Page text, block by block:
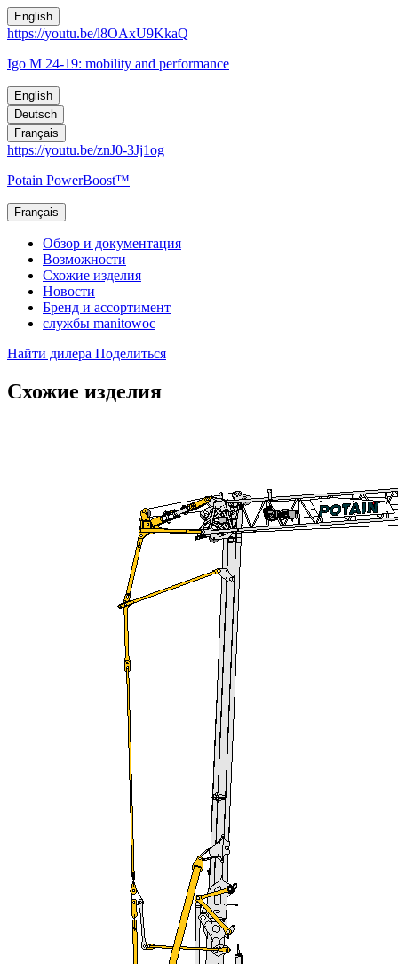
English
https://youtu.be/l8OAxU9KkaQ
Igo M 24-19: mobility and performance
English
Deutsch
Français
https://youtu.be/znJ0-3Jj1og
Potain PowerBoost™
Français
Обзор и документация
Возможности
Схожие изделия
Новости
Бренд и ассортимент
службы manitowoc
Найти дилера Поделиться
Схожие изделия